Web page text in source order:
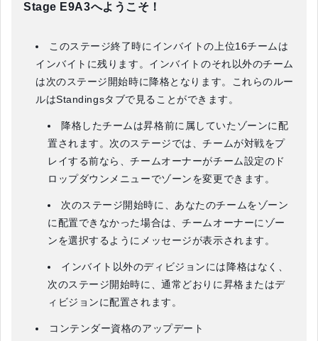
Stage E9A3へようこそ！
このステージ終了時にインバイトの上位16チームは
インバイトに残ります。インバイトのそれ以外のチーム
は次のステージ開始時に降格となります。これらのルー
ルはStandingsタブで見ることができます。
降格したチームは昇格前に属していたゾーンに配
置されます。次のステージでは、チームが対戦をプ
レイする前なら、チームオーナーがチーム設定のド
ロップダウンメニューでゾーンを変更できます。
次のステージ開始時に、あなたのチームをゾーン
に配置できなかった場合は、チームオーナーにゾー
ンを選択するようにメッセージが表示されます。
インバイト以外のディビジョンには降格はなく、
次のステージ開始時に、通常どおりに昇格またはデ
ィビジョンに配置されます。
コンテンダー資格のアップデート